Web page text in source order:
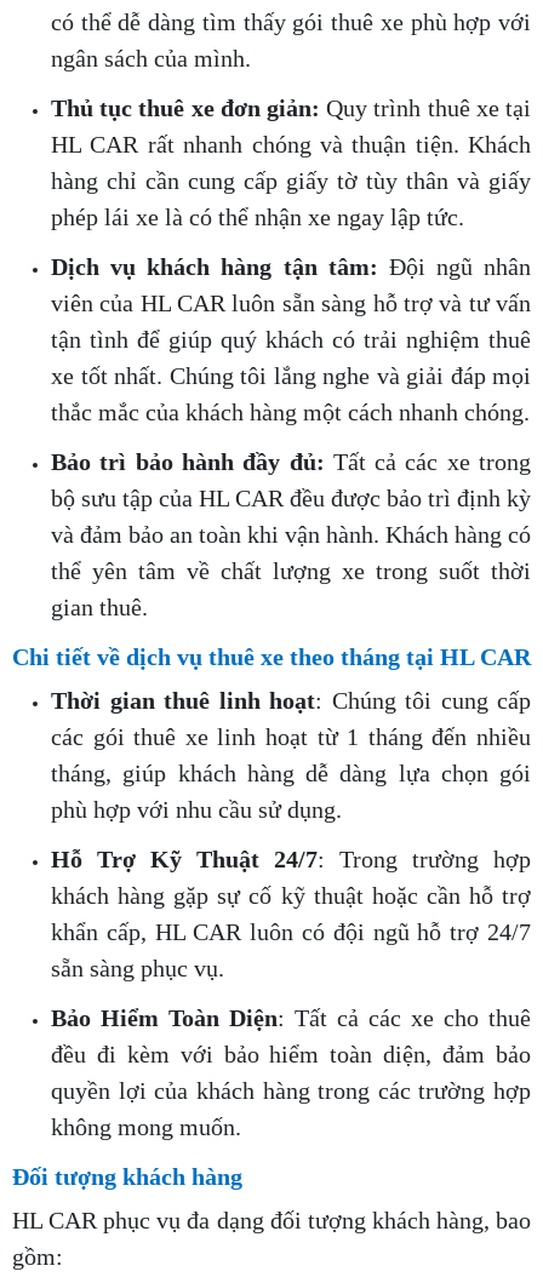
có thể dễ dàng tìm thấy gói thuê xe phù hợp với
ngân sách của mình.
Thủ tục thuê xe đơn giản:Quy trình thuê xe tại
HL CAR rất nhanh chóng và thuận tiện. Khách
hàng chỉ cần cung cấp giấy tờ tùy thân và giấy
phép lái xe là có thể nhận xe ngay lập tức.
Dịch vụ khách hàng tận tâm: Đội ngũ nhân
viên của HL CAR luôn sẵn sàng hỗ trợ và tư vấn
tận tình để giúp quý khách có trải nghiệm thuê
xe tốt nhất. Chúng tôi lắng nghe và giải đáp mọi
thắc mắc của khách hàng một cách nhanh chóng.
Bảo trì bảo hành đầy đủ: Tất cả các xe trong
bộ sưu tập của HL CAR đều được bảo trì định kỳ
và đảm bảo an toàn khi vận hành. Khách hàng có
thể yên tâm về chất lượng xe trong suốt thời
gian thuê.
Chi tiết về dịch vụ thuê xe theo tháng tại HL CAR
Thời gian thuê linh hoạt: Chúng tôi cung cấp
các gói thuê xe linh hoạt từ 1 tháng đến nhiều
tháng, giúp khách hàng dễ dàng lựa chọn gói
phù hợp với nhu cầu sử dụng.
Hỗ Trợ Kỹ Thuật 24/7: Trong trường hợp
khách hàng gặp sự cố kỹ thuật hoặc cần hỗ trợ
khẩn cấp, HL CAR luôn có đội ngũ hỗ trợ 24/7
sẵn sàng phục vụ.
Bảo Hiểm Toàn Diện: Tất cả các xe cho thuê
đều đi kèm với bảo hiểm toàn diện, đảm bảo
quyền lợi của khách hàng trong các trường hợp
không mong muốn.
Đối tượng khách hàng
HL CAR phục vụ đa dạng đối tượng khách hàng, bao
gồm: